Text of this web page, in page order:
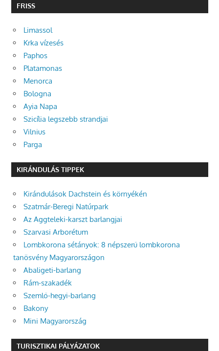
FRISS
Limassol
Krka vízesés
Paphos
Platamonas
Menorca
Bologna
Ayia Napa
Szicília legszebb strandjai
Vilnius
Parga
KIRÁNDULÁS TIPPEK
Kirándulások Dachstein és környékén
Szatmár-Beregi Natúrpark
Az Aggteleki-karszt barlangjai
Szarvasi Arborétum
Lombkorona sétányok: 8 népszerű lombkorona
tanösvény Magyarországon
Abaligeti-barlang
Rám-szakadék
Szemlő-hegyi-barlang
Bakony
Mini Magyarország
TURISZTIKAI PÁLYÁZATOK